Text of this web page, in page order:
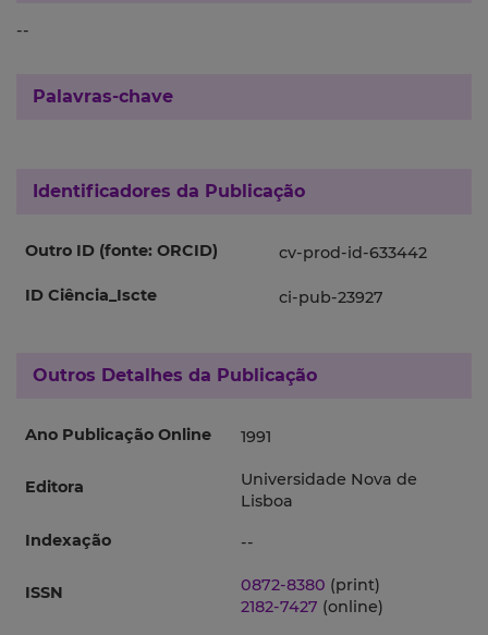
--
Palavras-chave
Identificadores da Publicação
Outro ID (fonte: ORCID) cv-prod-id-633442
ID Ciência_Iscte ci-pub-23927
Outros Detalhes da Publicação
Ano Publicação Online 1991
Editora
Universidade Nova de
Lisboa
Indexação
--
ISSN 0872-8380 (print)
2182-7427 (online)